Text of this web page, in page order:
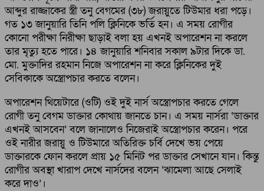
আব্দুর রাজ্জাকের স্ত্রী তনু বেগমের (৩৮) জরায়ুতে টিউমার ধরা পড়ে।
গত ১৩ জানুয়ারি তিনি পলি ক্লিনিকে ভর্তি হন। এ সময় রোগীর
কোনো পরীক্ষা নিরীক্ষা ছাড়াই বলা হয় এখনই অপারেশন না করলে
তার মৃত্যু হতে পারে। ১৪ জানুয়ারি শনিবার সকাল ৯টার দিকে ডা.
মো. মুক্তাদির রহমান নিজে অপারেশন না করে ক্লিনিকের দুই
সেবিকাকে অস্ত্রোপচার করতে বলেন।
অপারেশন থিয়েটারে (ওটি) ওই দুই নার্স অস্ত্রোপচার করতে গেলে
রোগী তনু বেগম ডাক্তার কোথায় জানতে চান। এ সময় নার্সরা ‘ডাক্তার
এখনই আসবেন’ বলে জানালেও নিজেরাই অস্ত্রোপচার করেন। পরে
ওই নারীর জরায়ু ও টিউমারে অতিরিক্ত চর্বি দেখে ভয় পেয়ে
ডাক্তারকে ফোন করলে প্রায় ১৫ মিনিট পর ডাক্তার সেখানে যান। কিন্তু
রোগীর অবস্থা খারাপ দেখে নার্সদের বলেন ‘ঝামেলা আছে সেলাই
করে দাও’।